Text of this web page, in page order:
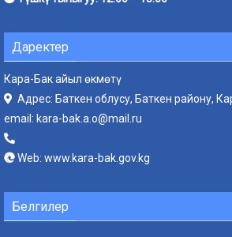
Даректер
Кара-Бак айыл өкмөтү
Адрес: Баткен облусу, Баткен району,
email: kara-bak.a.o@mail.ru
Web: www.kara-bak.gov.kg
Белгилер